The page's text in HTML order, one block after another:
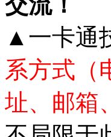
▲一卡通
系方式（
址、邮箱